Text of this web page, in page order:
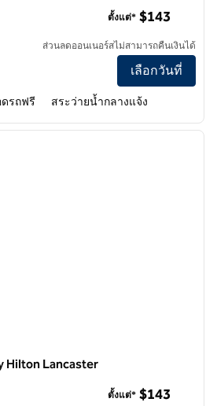
Suites by Hilton Agoura Hills
ตั้งแต่* $143
ส่วนลดออนเนอร์สไม่สามารถคืนเงินได้
เลือกวันที่
รถฟรี สระว่ายน้ำกลางแจ้ง
ภาพถั
Hilton Lancaster
ตั้งแต่* $143